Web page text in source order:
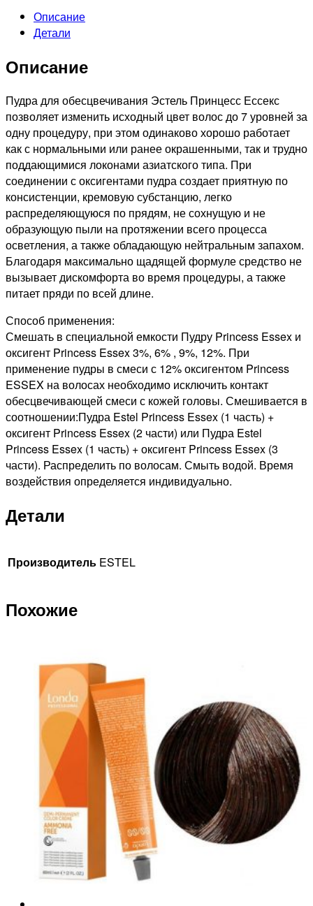
ESSEX
Пудра
обесцвечивания
,
750г
Описание
Детали
Описание
Пудра для обесцвечивания Эстель Принцесс Ессекс
позволяет изменить исходный цвет волос до 7 уровней за
одну процедуру, при этом одинаково хорошо работает
как с нормальными или ранее окрашенными, так и трудно
поддающимися локонами азиатского типа. При
соединении с оксигентами пудра создает приятную по
консистенции, кремовую субстанцию, легко
распределяющуюся по прядям, не сохнущую и не
образующую пыли на протяжении всего процесса
осветления, а также обладающую нейтральным запахом.
Благодаря максимально щадящей формуле средство не
вызывает дискомфорта во время процедуры, а также
питает пряди по всей длине.
Способ применения:
Смешать в специальной емкости Пудру Princess Essex и
оксигент Princess Essex 3%, 6% , 9%, 12%. При
применение пудры в смеси с 12% оксигентом Princess
ESSEX на волосах необходимо исключить контакт
обесцвечивающей смеси с кожей головы. Смешивается в
соотношении:Пудра Estel Princess Essex (1 часть) +
оксигент Princess Essex (2 части) или Пудра Estel
Princess Essex (1 часть) + оксигент Princess Essex (3
части). Распределить по волосам. Смыть водой. Время
воздействия определяется индивидуально.
Детали
Производитель ESTEL
Похожие